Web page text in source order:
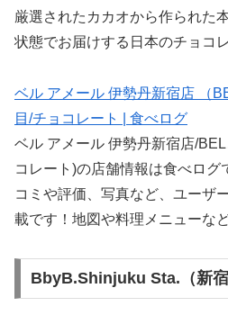
厳選されたカカオから作られた
状態でお届けする日本のチョコ
ベル アメール 伊勢丹新宿店 （
目/チョコレート | 食べログ
ベル アメール 伊勢丹新宿店/
コレート)の店舗情報は食べログ
コミや評価、写真など、ユーザ
載です！地図や料理メニューな
BbyB.Shinjuku Sta.（新宿